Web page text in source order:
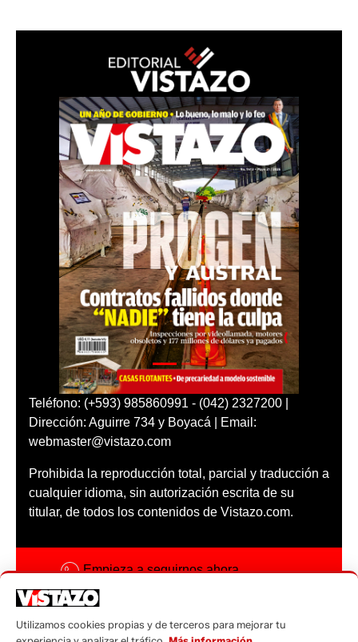
Teléfono: (+593) 985860991 - (042) 2327200 |
Dirección: Aguirre 734 y Boyacá | Email:
webmaster@vistazo.com
Prohibida la reproducción total, parcial y traducción a
cualquier idioma, sin autorización escrita de su
titular, de todos los contenidos de Vistazo.com.
Empieza a seguirnos ahora
Código ética
Utilizamos cookies propias y de terceros para mejorar tu